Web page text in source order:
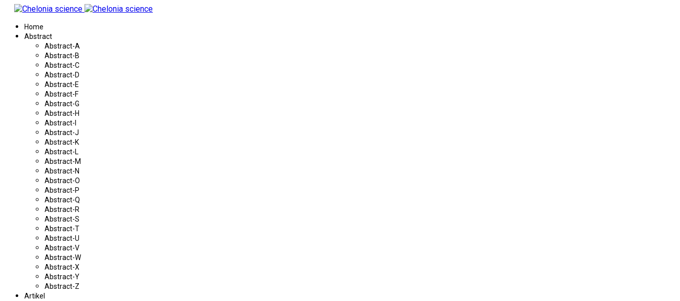
Home
Abstract
Abstract-A
Abstract-B
Abstract-C
Abstract-D
Abstract-E
Abstract-F
Abstract-G
Abstract-H
Abstract-I
Abstract-J
Abstract-K
Abstract-L
Abstract-M
Abstract-N
Abstract-O
Abstract-P
Abstract-Q
Abstract-R
Abstract-S
Abstract-T
Abstract-U
Abstract-V
Abstract-W
Abstract-X
Abstract-Y
Abstract-Z
Artikel